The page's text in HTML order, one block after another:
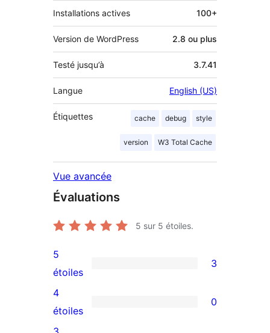
Installations actives 100+
Version de WordPress 2.8 ou plus
Testé jusqu’à 3.7.41
Langue English (US)
Étiquettes cache debug style
version W3 Total Cache
Vue avancée
Évaluations
5 sur 5 étoiles.
3
avis
à
5
5
étoiles
3
0
avis
4
étoiles
0